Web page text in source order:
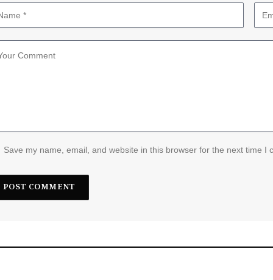
Save my name, email, and website in this browser for the next time I